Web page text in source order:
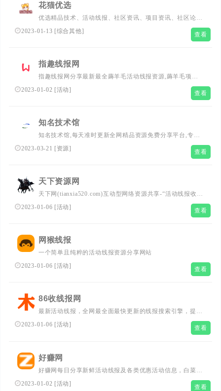
花猫优选
优选精品技术、活动线报、社区资讯、项目资讯、社区论
坛、精品源码、购物优选、软件仓库以及精选素材、欢迎前
2023-01-13 [综合其他] 查看
指趣线报网
指趣线报网分享最新最全薅羊毛活动线报资源,薅羊毛项目
攻略网站,各种福利线报活动,欢迎大家收藏关注
2023-01-02 [活动] 查看
知名技术馆
知名技术馆,每天准时更新全网精品资源免费分享平台,专注
网络活动线报,技术教程,自学教程,网站源码,技术导航,绿色
资源,包括绿色软件资源,办公资源,游戏图文攻略资源等,了
2023-03-21 [资源] 查看
天下资源网
天下网(tianxia520.com)互动型网络资源共享-“活动线报收集
化，技术教程；VIP电影免费化，寻找资源简便化”
2023-01-06 [活动] 查看
网猴线报
一个简单且纯粹的活动线报资源分享网站
2023-01-06 [活动] 查看
86收线报网
最新活动线报，全网最全面最快更新的线报搜索引擎，提供
微博线报、微信红包、赚客吧、赚客大家谈、赚客吧搜索、
免费有奖活动网站、线报平台监控免费有奖活动网站、线报
2023-01-06 [活动] 查看
好赚网
好赚网每日分享新鲜活动线报及各类优惠活动信息，白菜商
品，优惠券领取就来好赚网。
2023-01-02 [活动] 查看